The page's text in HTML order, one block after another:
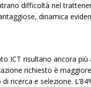
difficoltà nel
dinamica
ICT risultano ancora
richiesto è
ricerca e selezione.